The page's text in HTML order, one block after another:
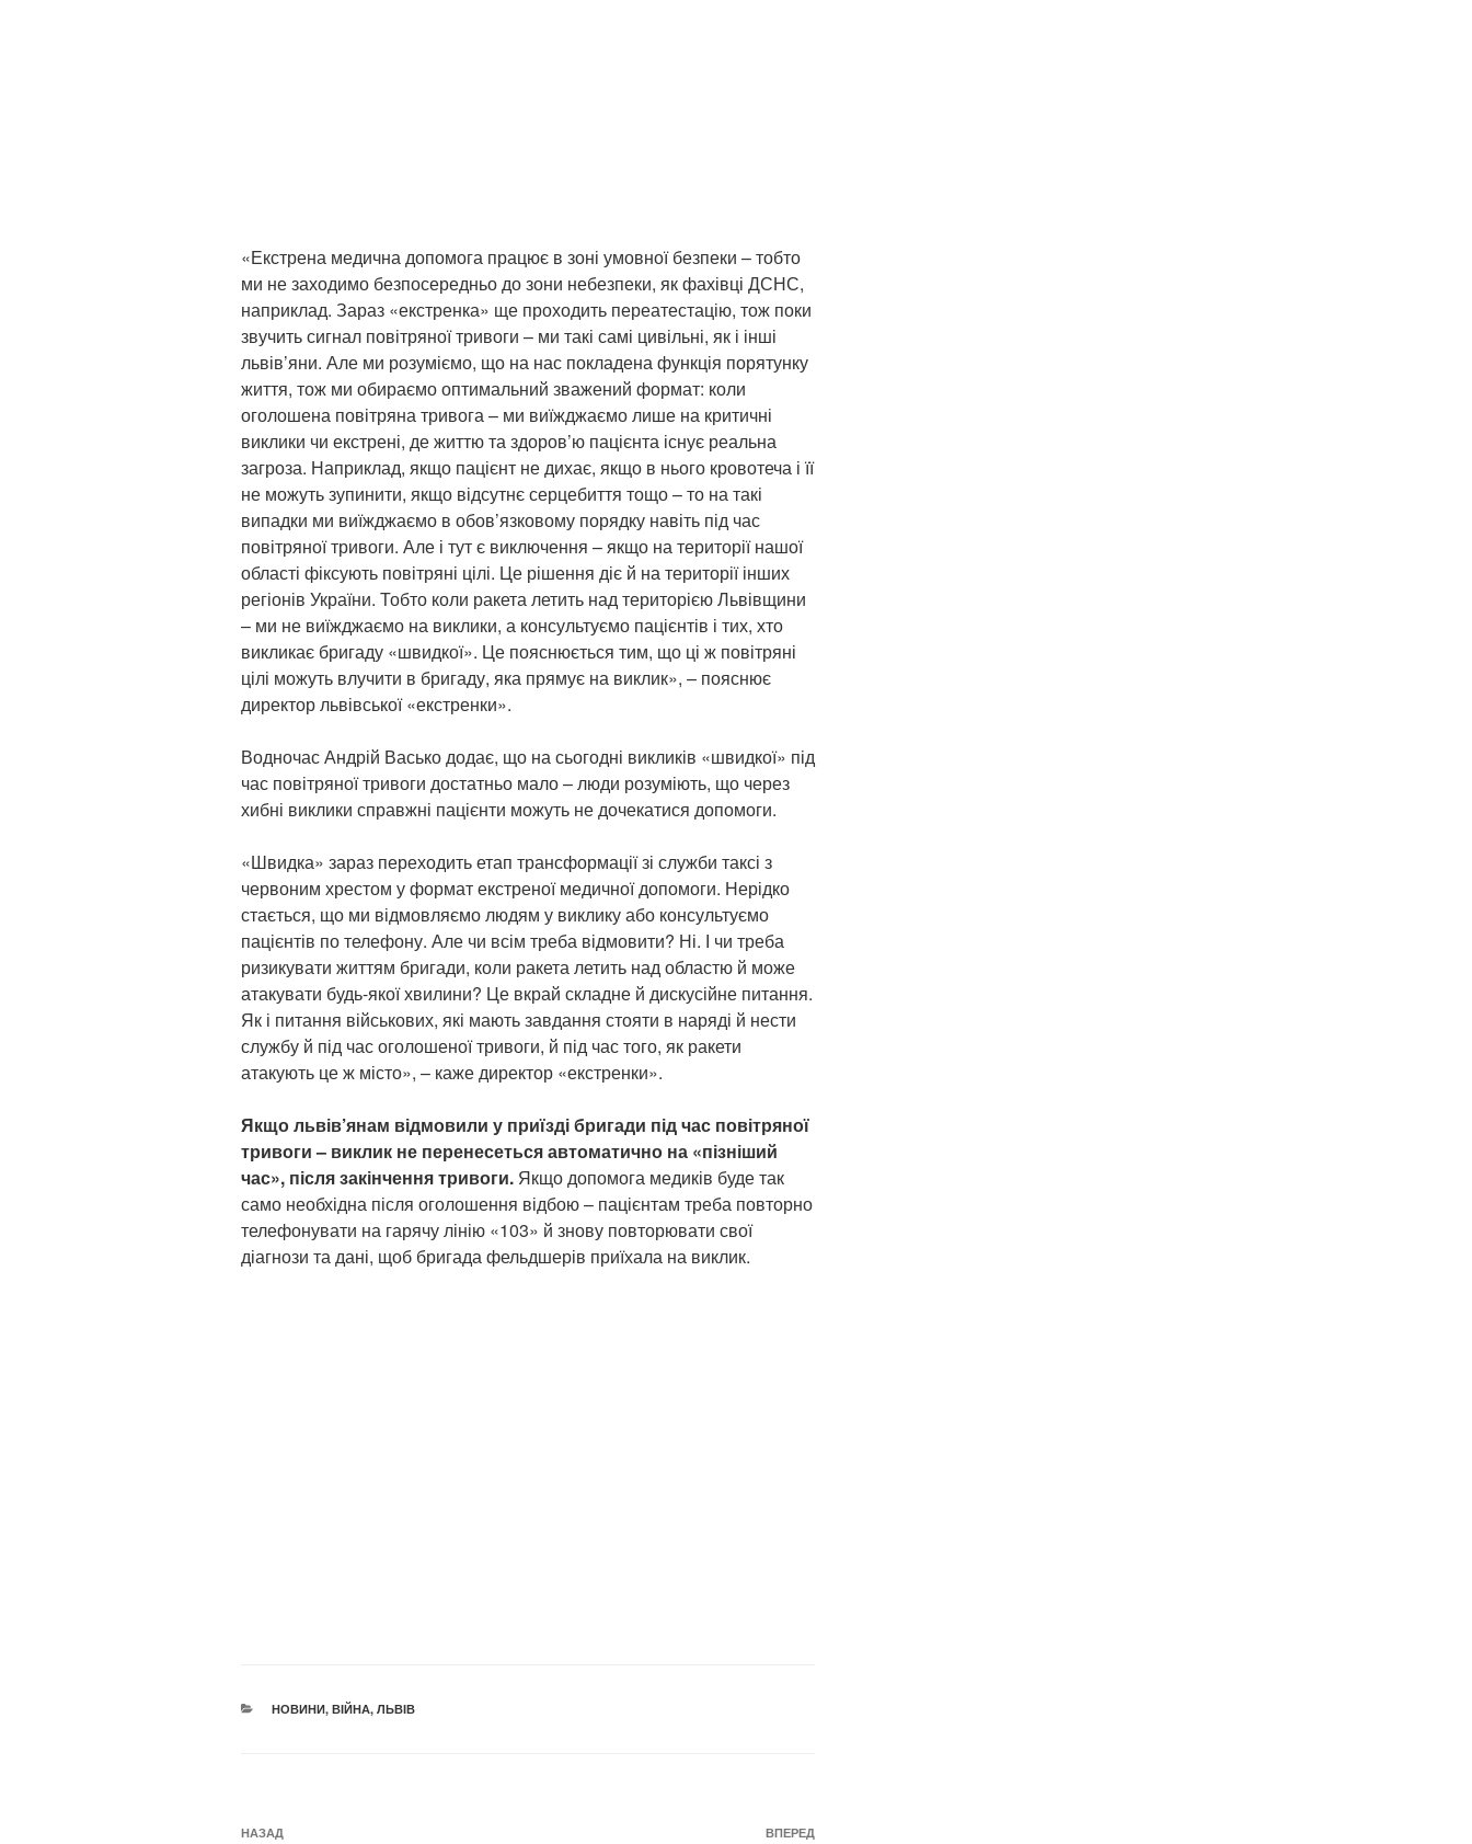
«Екстрена медична допомога працює в зоні умовної безпеки – тобто
ми не заходимо безпосередньо до зони небезпеки, як фахівці ДСНС,
наприклад. Зараз «екстренка» ще проходить переатестацію, тож поки
звучить сигнал повітряної тривоги – ми такі самі цивільні, як і інші
львів’яни. Але ми розуміємо, що на нас покладена функція порятунку
життя, тож ми обираємо оптимальний зважений формат: коли
оголошена повітряна тривога – ми виїжджаємо лише на критичні
виклики чи екстрені, де життю та здоров’ю пацієнта існує реальна
загроза. Наприклад, якщо пацієнт не дихає, якщо в нього кровотеча і її
не можуть зупинити, якщо відсутнє серцебиття тощо – то на такі
випадки ми виїжджаємо в обов’язковому порядку навіть під час
повітряної тривоги. Але і тут є виключення – якщо на території нашої
області фіксують повітряні цілі. Це рішення діє й на території інших
регіонів України. Тобто коли ракета летить над територією Львівщини
– ми не виїжджаємо на виклики, а консультуємо пацієнтів і тих, хто
викликає бригаду «швидкої». Це пояснюється тим, що ці ж повітряні
цілі можуть влучити в бригаду, яка прямує на виклик», – пояснює
директор львівської «екстренки».
Водночас Андрій Васько додає, що на сьогодні викликів «швидкої» під
час повітряної тривоги достатньо мало – люди розуміють, що через
хибні виклики справжні пацієнти можуть не дочекатися допомоги.
«Швидка» зараз переходить етап трансформації зі служби таксі з
червоним хрестом у формат екстреної медичної допомоги. Нерідко
стається, що ми відмовляємо людям у виклику або консультуємо
пацієнтів по телефону. Але чи всім треба відмовити? Ні. І чи треба
ризикувати життям бригади, коли ракета летить над областю й може
атакувати будь-якої хвилини? Це вкрай складне й дискусійне питання.
Як і питання військових, які мають завдання стояти в наряді й нести
службу й під час оголошеної тривоги, й під час того, як ракети
атакують це ж місто», – каже директор «екстренки».
Якщо львів’янам відмовили у приїзді бригади під час повітряної
тривоги – виклик не перенесеться автоматично на «пізніший
час», після закінчення тривоги. Якщо допомога медиків буде так
само необхідна після оголошення відбою – пацієнтам треба повторно
телефонувати на гарячу лінію «103» й знову повторювати свої
діагнози та дані, щоб бригада фельдшерів приїхала на виклик.
КАТЕГОРІЇ
НОВИНИ, ВІЙНА, ЛЬВІВ
Навігація
Попередній
НАЗАД Наступний
ВПЕРЕД